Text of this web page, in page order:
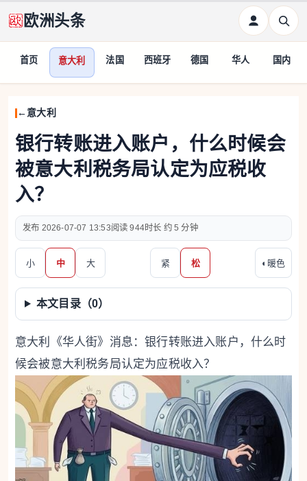
欧洲头条
首页 意大利 法国 西班牙 德国 华人 国内
意大利
银行转账进入账户，什么时候会
被意大利税务局认定为应税收
入？
2026-07-07 13:53 944 约 5 分钟
小 中 大 紧 松 ◐ 暖色
本文目录（0）
意大利《华人街》消息：银行转账进入账户，什么时
候会被意大利税务局认定为应税收入？